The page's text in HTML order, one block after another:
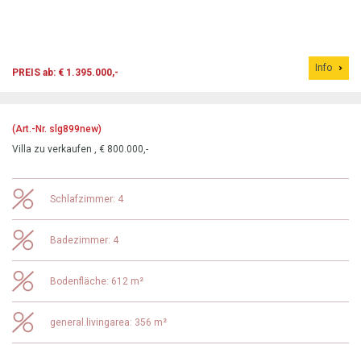
PREIS ab: € 1.395.000,- Info
(Art.-Nr. slg899new)
Villa zu verkaufen , € 800.000,-
Schlafzimmer: 4
Badezimmer: 4
Bodenfläche: 612 m²
general.livingarea: 356 m²